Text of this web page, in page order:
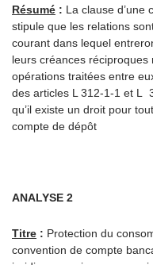
Résumé : La clause d’une
stipule que les relations
courant dans lequel
leurs créances réciproques
opérations traitées entre
des articles L 312-1-1 et L
qu’il existe un droit pour
compte de dépôt
ANALYSE 2
Titre : Protection du
convention de compte